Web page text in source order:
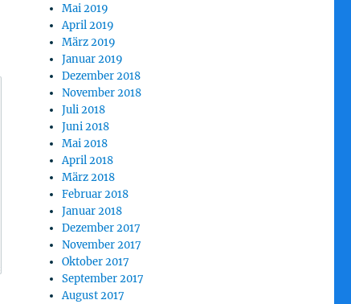
Mai 2019
April 2019
März 2019
Januar 2019
Dezember 2018
November 2018
Juli 2018
Juni 2018
Mai 2018
April 2018
März 2018
Februar 2018
Januar 2018
Dezember 2017
November 2017
Oktober 2017
September 2017
August 2017